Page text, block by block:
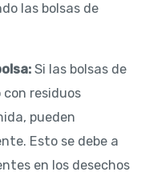
las bolsas de
Si las bolsas de
residuos
pueden
Esto se debe a
en los desechos